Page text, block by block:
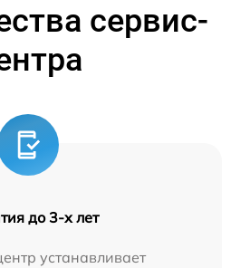
сервис-
до 3-х лет
устанавливает